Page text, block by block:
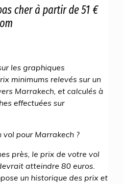
cher à partir de 51 €
les graphiques
minimums relevés sur un
Marrakech, et calculés à
effectuées sur
vol pour Marrakech ?
près, le prix de votre vol
atteindre 80 euros.
un historique des prix et